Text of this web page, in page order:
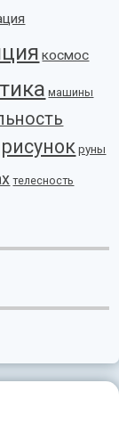
космос
машины
рисунок руны
телесность